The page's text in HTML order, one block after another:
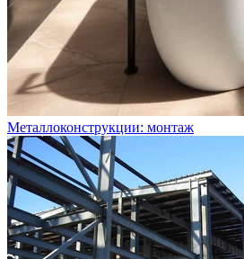
Металлоконструкции: монтаж